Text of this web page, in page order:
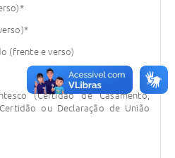
(frente e verso)
(Certidão de Casamento,
ou Declaração de União